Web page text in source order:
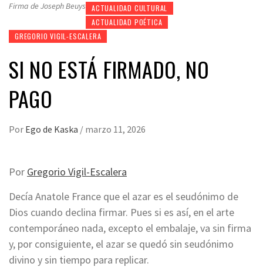
Firma de Joseph Beuys
ACTUALIDAD CULTURAL
ACTUALIDAD POÉTICA
GREGORIO VIGIL-ESCALERA
SI NO ESTÁ FIRMADO, NO
PAGO
Por Ego de Kaska / marzo 11, 2026
Por Gregorio Vigil-Escalera
Decía Anatole France que el azar es el seudónimo de
Dios cuando declina firmar. Pues si es así, en el arte
contemporáneo nada, excepto el embalaje, va sin firma
y, por consiguiente, el azar se quedó sin seudónimo
divino y sin tiempo para replicar.